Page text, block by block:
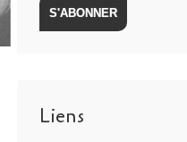
Liens